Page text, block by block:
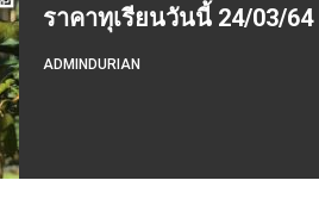
ราคาทุเรียนวันนี้ 24/03/64
ADMINDURIAN